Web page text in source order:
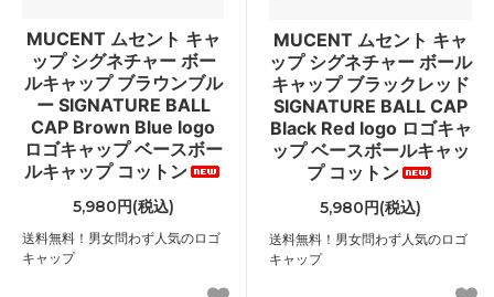
MUCENT ムセント キャ
ップ シグネチャー ボー
ルキャップ ブラウンブル
ー SIGNATURE BALL
CAP Brown Blue logo
ロゴキャップ ベースボー
ルキャップ コットン
5,980円(税込)
送料無料！男女問わず人気のロゴ
キャップ
MUCENT ムセント キャ
ップ シグネチャー ボール
キャップ ブラックレッド
SIGNATURE BALL CAP
Black Red logo ロゴキャ
ップ ベースボールキャッ
プ コットン
5,980円(税込)
送料無料！男女問わず人気のロゴ
キャップ